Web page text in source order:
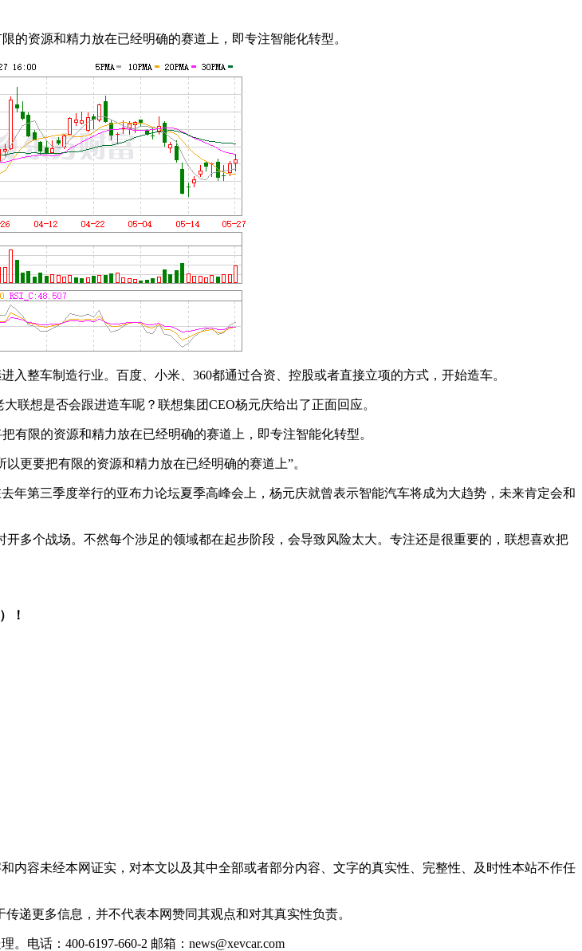
的资源和精力放在已经明确的赛道上，即专注智能化转型。
整车制造行业。百度、小米、360都通过合资、控股或者直接立项的方式，开始造车。
联想是否会跟进造车呢？联想集团CEO杨元庆给出了正面回应。
有限的资源和精力放在已经明确的赛道上，即专注智能化转型。
更要把有限的资源和精力放在已经明确的赛道上”。
年第三季度举行的亚布力论坛夏季高峰会上，杨元庆就曾表示智能汽车将成为大趋势，未来肯定会和
多个战场。不然每个涉足的领域都在起步阶段，会导致风险太大。专注还是很重要的，联想喜欢把
！
内容未经本网证实，对本文以及其中全部或者部分内容、文字的真实性、完整性、及时性本站不作任
递更多信息，并不代表本网赞同其观点和对其真实性负责。
电话：400-6197-660-2 邮箱：news@xevcar.com